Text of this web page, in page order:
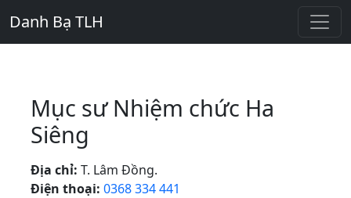
Danh Bạ TLH
Mục sư Nhiệm chức Ha
Siêng
Địa chỉ: T. Lâm Đồng.
Điện thoại: 0368 334 441